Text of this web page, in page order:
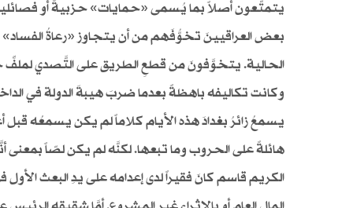
يتمتَّعون أصلاً بما يُسمى «حمايات» حزبيةً أو فصائليةً
بعض العراقيينَ تخوُّفَهم من أن يتجاوز «رعاةُ
الحالية. يتخوَّفونَ من قطعِ الطريق على التَّصدي لملفِّ
وكانت تكاليفه باهظةً بعدما ضربَ هيبةَ الدولة في
يسمعُ زائرُ بغدادَ هذه الأيام كلاماً لم يكن يسمعُه
هائلةً على الحروب وما تبعها. لكنَّه لم يكن لصّاً